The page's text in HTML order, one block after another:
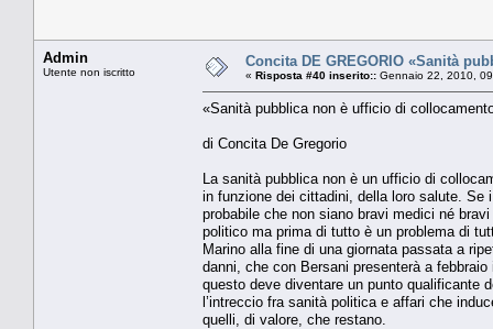
Admin
Utente non iscritto
Concita DE GREGORIO «Sanità
« Risposta #40 inserito:: Gennaio 22, 2010,
«Sanità pubblica non è ufficio di
di Concita De Gregorio
La sanità pubblica non è un ufficio di
in funzione dei cittadini, della loro salute.
probabile che non siano bravi medici né
politico ma prima di tutto è un problema di
Marino alla fine di una giornata passata a
danni, che con Bersani presenterà a
questo deve diventare un punto qualificante
l’intreccio fra sanità politica e affari che
quelli, di valore, che restano.